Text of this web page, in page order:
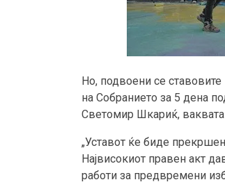
Но, подвоени се
на Собранието за 5 дена
Светомир Шкариќ, ваквата
„Уставот ќе биде
Највисокиот правен акт
работи за предвремени